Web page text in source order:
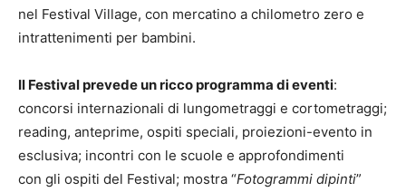
nel Festival Village, con mercatino a chilometro zero e
intrattenimenti per bambini.
Il Festival prevede un ricco programma di eventi:
concorsi internazionali di lungometraggi e cortometraggi;
reading, anteprime, ospiti speciali, proiezioni-evento in
esclusiva; incontri con le scuole e approfondimenti
con gli ospiti del Festival; mostra “Fotogrammi dipinti”